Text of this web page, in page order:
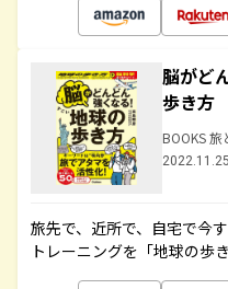
脳がど
歩き方
BOOKS 旅
旅先で、近所で、自宅で今
トレーニングを「地球の歩